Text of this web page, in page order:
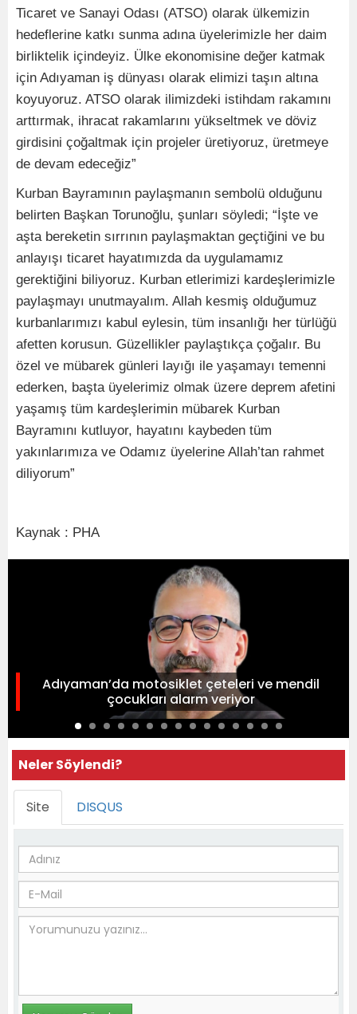
Ticaret ve Sanayi Odası (ATSO) olarak ülkemizin
hedeflerine katkı sunma adına üyelerimizle her daim
birliktelik içindeyiz. Ülke ekonomisine değer katmak
için Adıyaman iş dünyası olarak elimizi taşın altına
koyuyoruz. ATSO olarak ilimizdeki istihdam rakamını
arttırmak, ihracat rakamlarını yükseltmek ve döviz
girdisini çoğaltmak için projeler üretiyoruz, üretmeye
de devam edeceğiz”
Kurban Bayramının paylaşmanın sembolü olduğunu
belirten Başkan Torunoğlu, şunları söyledi; “İşte ve
aşta bereketin sırrının paylaşmaktan geçtiğini ve bu
anlayışı ticaret hayatımızda da uygulamamız
gerektiğini biliyoruz. Kurban etlerimizi kardeşlerimizle
paylaşmayı unutmayalım. Allah kesmiş olduğumuz
kurbanlarımızı kabul eylesin, tüm insanlığı her türlüğü
afetten korusun. Güzellikler paylaştıkça çoğalır. Bu
özel ve mübarek günleri layığı ile yaşamayı temenni
ederken, başta üyelerimiz olmak üzere deprem afetini
yaşamış tüm kardeşlerimin mübarek Kurban
Bayramını kutluyor, hayatını kaybeden tüm
yakınlarımıza ve Odamız üyelerine Allah’tan rahmet
diliyorum”
Kaynak : PHA
Adıyaman’da motosiklet çeteleri ve mendil
çocukları alarm veriyor
Neler Söylendi?
Site DISQUS